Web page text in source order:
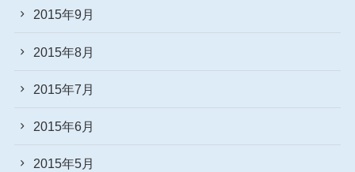
2015年9月
2015年8月
2015年7月
2015年6月
2015年5月